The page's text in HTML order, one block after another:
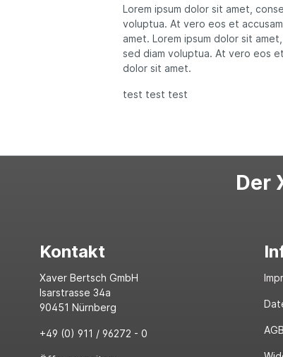
Lorem ipsum dolor sit amet,
voluptua. At vero eos et
amet. Lorem ipsum dolor sit
sed diam voluptua. At vero eos
dolor sit amet.
test test test
Der
Kontakt
Xaver Bertsch GmbH
Isarstrasse 34a
90451 Nürnberg
+49 (0) 911 / 96272 - 0 AGB